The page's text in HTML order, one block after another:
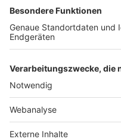
Nutzungsbedingungen